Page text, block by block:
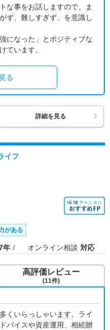
な事をお話しますので、ま
ず、難しすぎず、を意識し
になった」とポジティブな
ています。
る
詳細を見る
イフ
がある
年 オンライン相談 対応
くいらっしゃいます。ライ
バイスや資産運用、相続贈
高評価レビュー
(11件)